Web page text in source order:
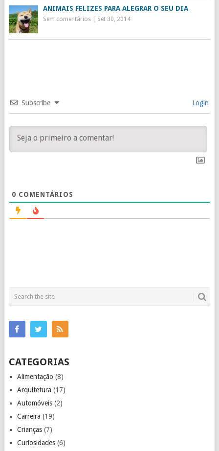
ANIMAIS FELIZES PARA ALEGRAR O SEU DIA
Sem comentários| Set 30, 2014
Subscribe Login
0 COMENTÁRIOS
CATEGORIAS
Alimentação (8)
Arquitetura (17)
Automóveis(2)
Carreira (19)
Crianças(7)
Curiosidades(6)